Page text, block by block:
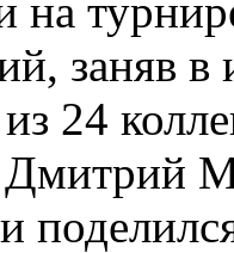
на
заняв в
24